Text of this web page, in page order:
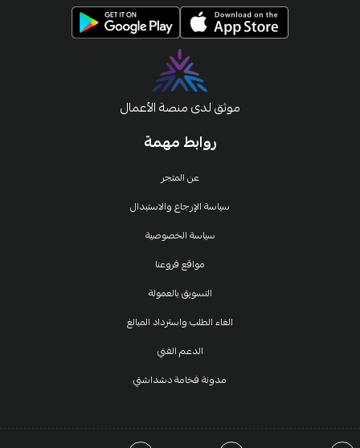
روابط مهمة
عن المتجر
سياسة الإرجاع والاستبدال
سياسة الخصوصية
مواقع فروعنا
التسويق بالعمولة
الغاء الطلب واسترداد المبالغ
الدعم الفني
مدونة فخامة دشداشتي
موثق لدى منصة الأعمال